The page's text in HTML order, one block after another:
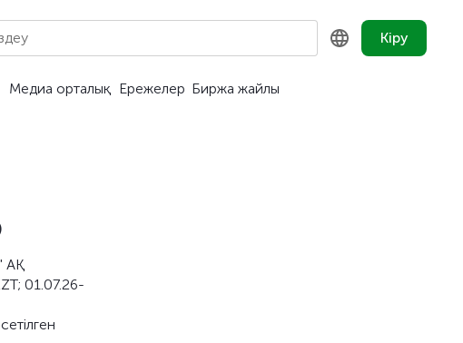
Кіру
Медиа орталық Ережелер Биржа жайлы
АҚ
01.07.26-